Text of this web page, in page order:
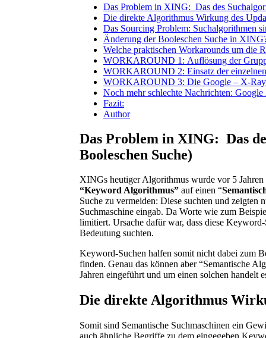
Das Problem in XING: Das des
Die direkte Algorithmus Wirkung des
Das Sourcing Problem: Suchalgorithmen
Änderung der Booleschen Suche in
Welche praktischen Workarounds um die
WORKAROUND 1: Auflösung der
WORKAROUND 2: Einsatz der
WORKAROUND 3: Die Google – X-
Noch mehr schlechte Nachrichten:
Fazit:
Author
Das Problem in XING: Das
Booleschen Suche)
XINGs heutiger Algorithmus wurde vor 5
“Keyword Algorithmus” auf einen “
Suche zu vermeiden: Diese suchten und zeigten
Suchmaschine eingab. Da Worte wie zum
limitiert. Ursache dafür war, dass diese
Bedeutung suchten.
Keyword-Suchen halfen somit nicht dabei zum
finden. Genau das können aber “Semantische
Jahren eingeführt und um einen solchen handelt
Die direkte Algorithmus
Somit sind Semantische Suchmaschinen ein
auch ähnliche Begriffe zu dem eingegeben